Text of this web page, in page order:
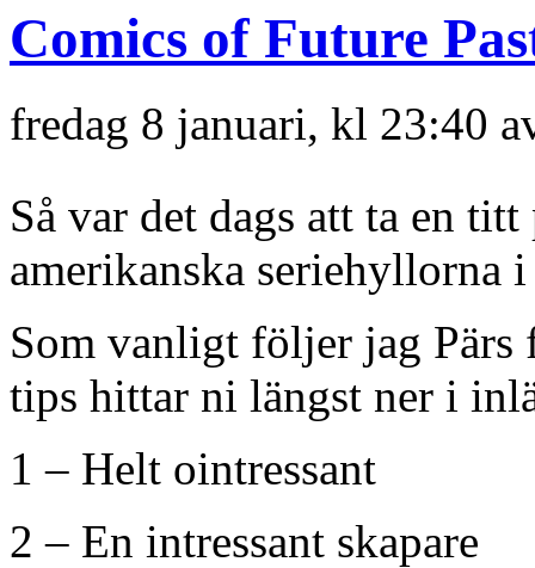
Comics of Future
fredag 8 januari, kl 23:40
Så var det dags att ta en
amerikanska seriehyllorna
Som vanligt följer jag Pärs
tips hittar ni längst ner i
1 – Helt ointressant
2 – En intressant skapare